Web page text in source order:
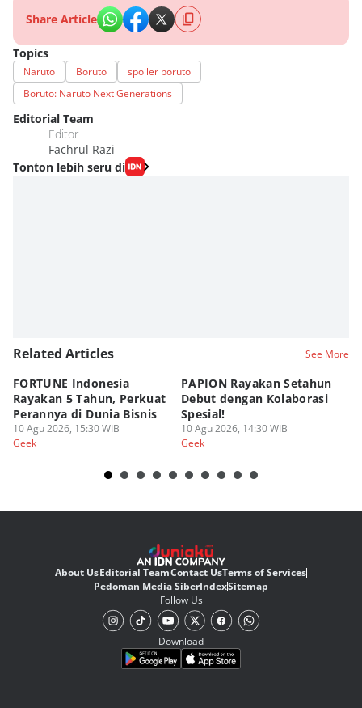
Share Article
Topics
Naruto Boruto
spoiler boruto
Boruto: Naruto Next Generations
Editorial Team
Editor
Fachrul Razi
Tonton lebih seru di
Related Articles See More
FORTUNE Indonesia
Rayakan 5 Tahun, Perkuat
Perannya di Dunia Bisnis
10 Agu 2026, 15:30 WIB
Geek
PAPION Rayakan Setahun
Debut dengan Kolaborasi
Spesial!
10 Agu 2026, 14:30 WIB
Geek
About UsEditorial TeamContact UsTerms of Services
Pedoman Media SiberIndexSitemap
Follow Us
Download